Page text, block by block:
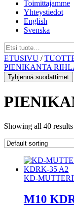
Toimittajamme
Yhteystiedot
English
Svenska
Skip
to
content
ETUSIVU /
PIENIKANTA
Tyhjennä suodattimet
Showing all 40 results
KD-
M10